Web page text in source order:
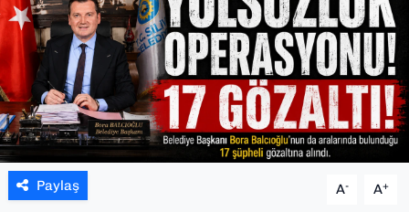
Paylaş A- A+
YEREL YÖNETİMLER